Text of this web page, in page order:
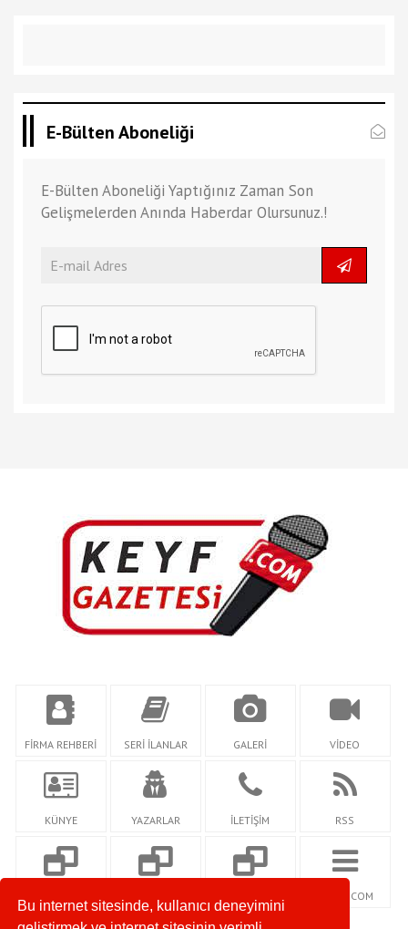
Bu internet sitesinde, kullanıcı deneyimini
E-Bülten Aboneliği
E-Bülten Aboneliği Yaptığınız Zaman Son
Gelişmelerden Anında Haberdar Olursunuz.!
FİRMA REHBERİ SERİ İLANLAR GALERİ VİDEO
KÜNYE YAZARLAR İLETİŞİM RSS
OM
NETİDİ.COM